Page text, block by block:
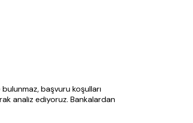
başvuru koşulları
analiz ediyoruz. Bankalardan